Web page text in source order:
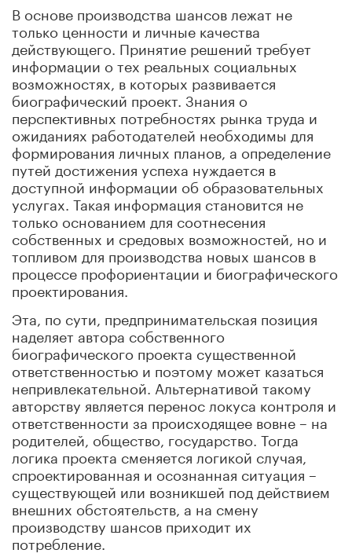
В основе производства шансов лежат не
только ценности и личные качества
действующего. Принятие решений требует
информации о тех реальных социальных
возможностях, в которых развивается
биографический проект. Знания о
перспективных потребностях рынка труда и
ожиданиях работодателей необходимы для
формирования личных планов, а определение
путей достижения успеха нуждается в
доступной информации об образовательных
услугах. Такая информация становится не
только основанием для соотнесения
собственных и средовых возможностей, но и
топливом для производства новых шансов в
процессе профориентации и биографического
проектирования.
Эта, по сути, предпринимательская позиция
наделяет автора собственного
биографического проекта существенной
ответственностью и поэтому может казаться
непривлекательной. Альтернативой такому
авторству является перенос локуса контроля и
ответственности за происходящее вовне – на
родителей, общество, государство. Тогда
логика проекта сменяется логикой случая,
спроектированная и осознанная ситуация –
существующей или возникшей под действием
внешних обстоятельств, а на смену
производству шансов приходит их
потребление.